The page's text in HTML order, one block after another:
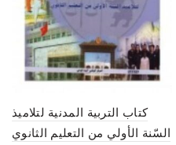
كتاب التربية المدنية لتلاميذ
السّنة الأولي من التعليم الثانوي